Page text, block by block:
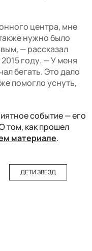
центра, мне
нужно было
— рассказал
году. — У меня
бегать. Это дало
помогло уснуть,
событие — его
том, как прошел
материале.
ДЕТИ ЗВЕЗД